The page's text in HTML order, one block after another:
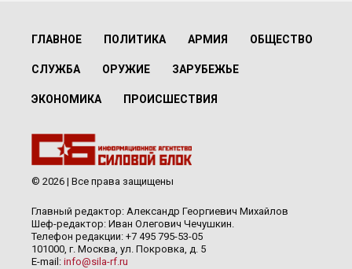
ГЛАВНОЕ ПОЛИТИКА АРМИЯ ОБЩЕСТВО
СЛУЖБА ОРУЖИЕ ЗАРУБЕЖЬЕ
ЭКОНОМИКА ПРОИСШЕСТВИЯ
© 2026 | Все права защищены
Главный редактор: Александр Георгиевич Михайлов
Шеф-редактор: Иван Олегович Чечушкин.
Телефон редакции: +7 495 795-53-05
101000, г. Москва, ул. Покровка, д. 5
E-mail: info@sila-rf.ru